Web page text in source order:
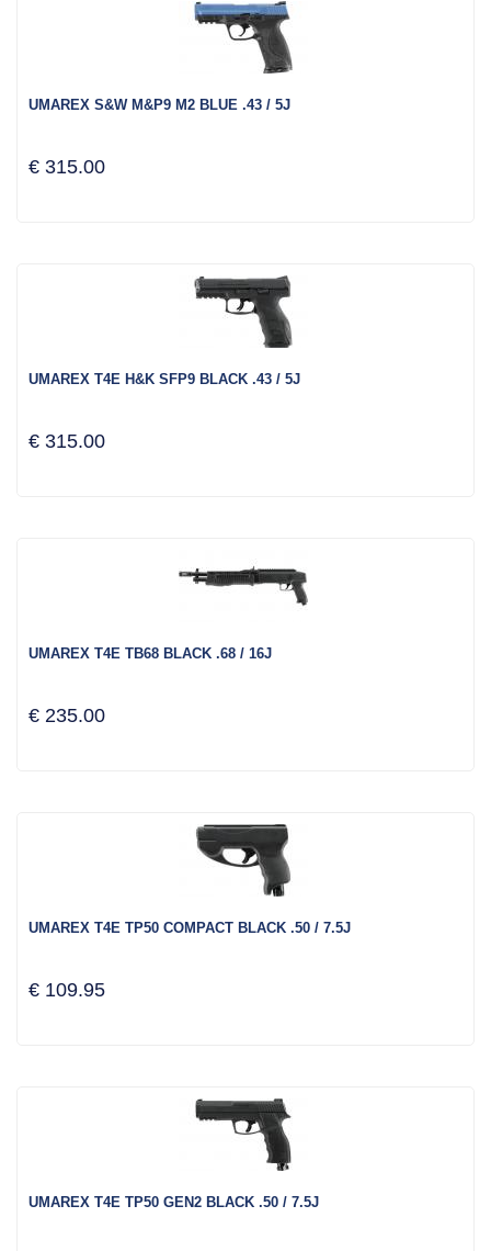
UMAREX S&W M&P9 M2 BLUE .43 / 5J
€ 315.00
UMAREX T4E H&K SFP9 BLACK .43 / 5J
€ 315.00
UMAREX T4E TB68 BLACK .68 / 16J
€ 235.00
UMAREX T4E TP50 COMPACT BLACK .50 / 7.5J
€ 109.95
UMAREX T4E TP50 GEN2 BLACK .50 / 7.5J